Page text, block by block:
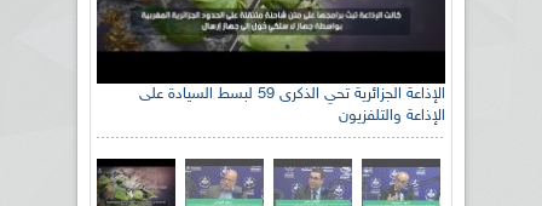
الإذاعة الجزائرية تحي الذكرى 59 لبسط السيادة على
الإذاعة والتلفزيون